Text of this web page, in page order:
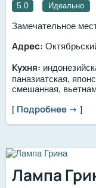
5.0 Идеально
Замечательное
Адрес:
Кухня:
паназиатская,
смешанная,
[ Подробнее → ]
Лампа